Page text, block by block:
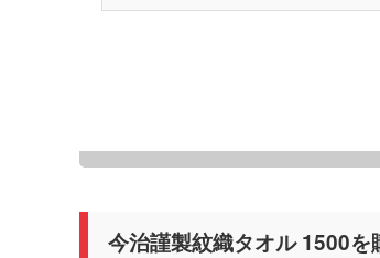
今治謹製紋織タオル 1500